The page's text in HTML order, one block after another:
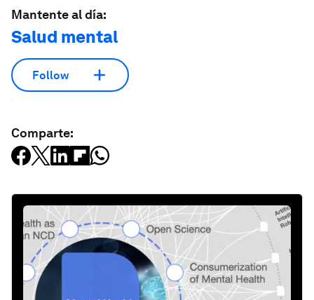
Mantente al día:
Salud mental
Follow
Comparte: